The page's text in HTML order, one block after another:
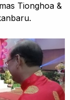
Tionghoa &